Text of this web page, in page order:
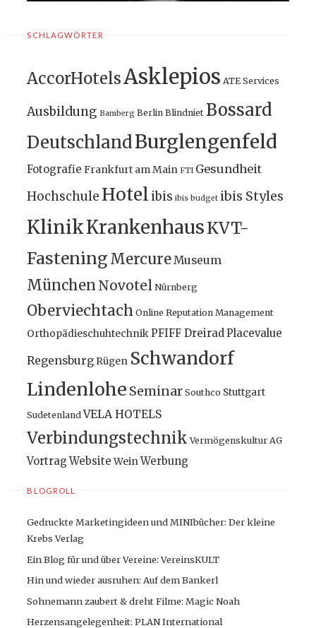
SCHLAGWÖRTER
AccorHotelsAsklepios ATE Services
Ausbildung Bamberg Berlin Blindniet Bossard
DeutschlandBurglengenfeld
Fotografie Frankfurt am Main FTI Gesundheit
Hochschule Hotel ibis ibis budget ibis Styles
KlinikKrankenhausKVT-
FasteningMercureMuseum
München Novotel Nürnberg
Oberviechtach Online Reputation Management
OrthopädieschuhtechnikPFIFF DreiradPlacevalue
Regensburg Rügen Schwandorf
Lindenlohe Seminar Southco Stuttgart
Sudetenland VELA HOTELS
Verbindungstechnik Vermögenskultur AG
Vortrag Website WeinWerbung
BLOGROLL
Gedruckte Marketingideen und MINIbücher: Der kleine
Krebs Verlag
Ein Blog für und über Vereine: VereinsKULT
Hin und wieder ausruhen: Auf dem Bankerl
Sohnemann zaubert & dreht Filme: Magic Noah
Herzensangelegenheit: PLAN International